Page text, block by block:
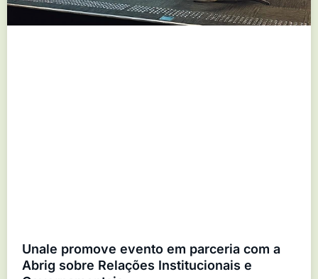
Unale promove evento em parceria com a
Abrig sobre Relações Institucionais e